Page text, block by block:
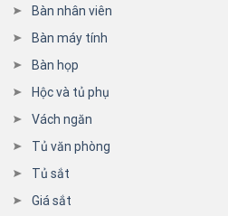
Bàn nhân viên
Bàn máy tính
Bàn họp
Hộc và tủ phụ
Vách ngăn
Tủ văn phòng
Tủ sắt
Giá sắt